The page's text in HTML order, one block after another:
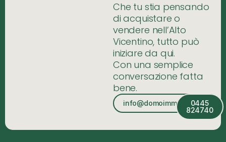
Che tu stia pensando
di acquistare o
vendere nell’Alto
Vicentino, tutto può
iniziare da qui.
Con una semplice
conversazione fatta
bene.
info@domoimmobiliare.it
0445
824740